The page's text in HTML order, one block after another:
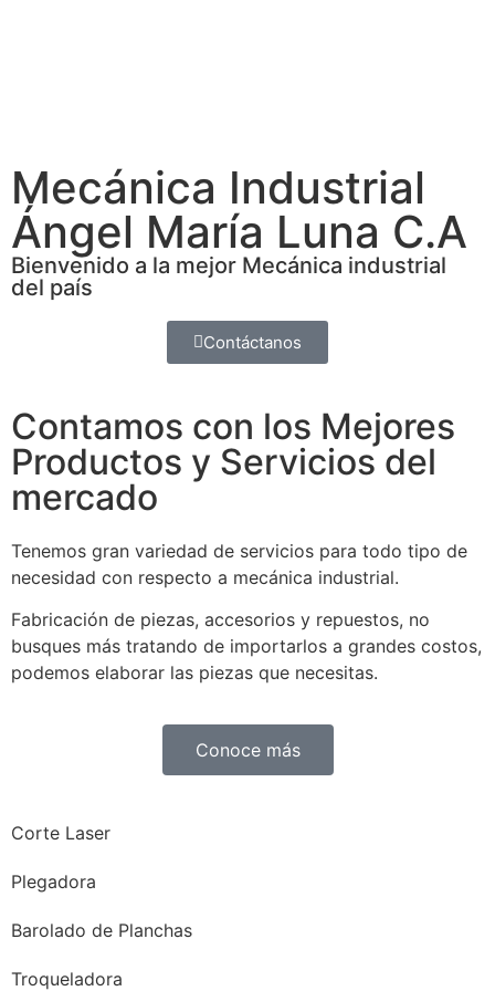
Mecánica Industrial
Ángel María Luna C.A
Bienvenido a la mejor Mecánica industrial
del país
Contáctanos
Contamos con los Mejores
Productos y Servicios del
mercado
Tenemos gran variedad de servicios para todo tipo de
necesidad con respecto a mecánica industrial.
Fabricación de piezas, accesorios y repuestos, no
busques más tratando de importarlos a grandes costos,
podemos elaborar las piezas que necesitas.
Conoce más
Corte Laser
Plegadora
Barolado de Planchas
Troqueladora